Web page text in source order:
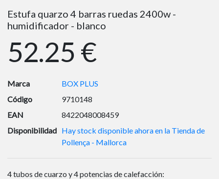
Estufa quarzo 4 barras ruedas 2400w -
humidificador - blanco
52.25 €
Marca
BOX PLUS
Código
9710148
EAN
8422048008459
Disponibilidad Hay stock disponible ahora en la Tienda de
Pollença - Mallorca
4 tubos de cuarzo y 4 potencias de calefacción: